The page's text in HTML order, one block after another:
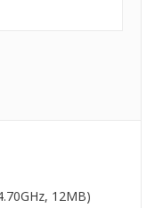
12MB)